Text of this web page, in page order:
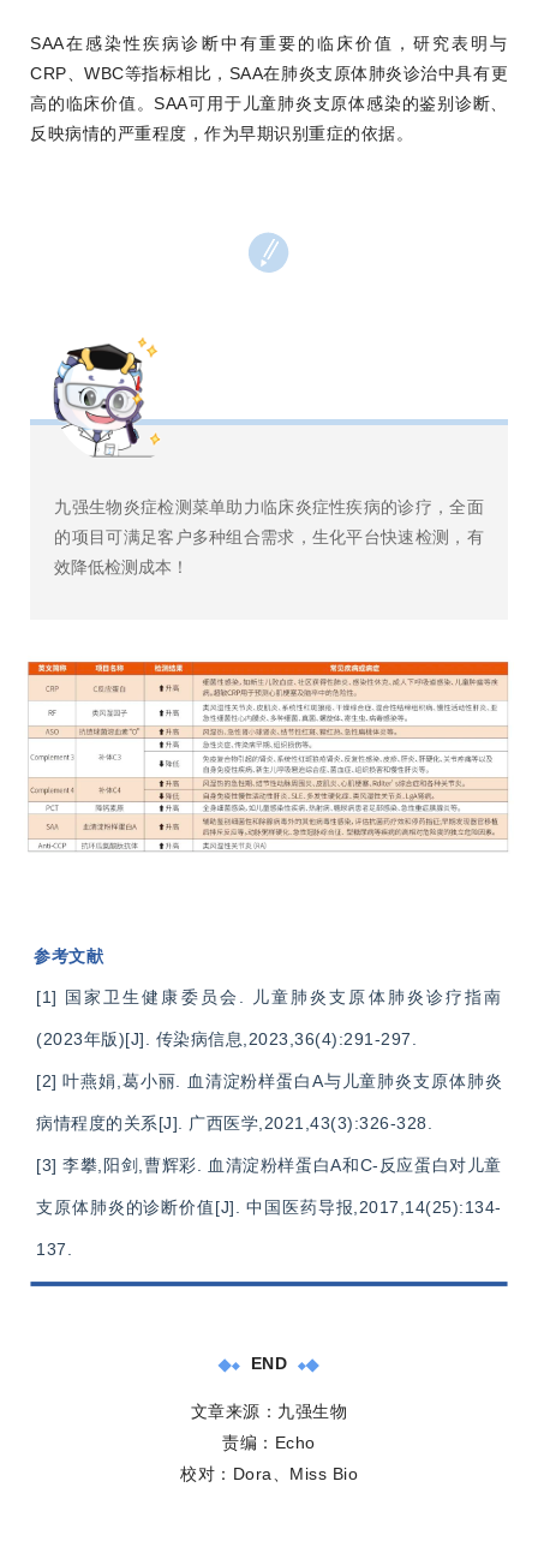
SAA在感染性疾病诊断中有重要的临床价值，研究表明与
CRP、WBC等指标相比，SAA在肺炎支原体肺炎诊治中具有更
高的临床价值。SAA可用于儿童肺炎支原体感染的鉴别诊断、
反映病情的严重程度，作为早期识别重症的依据。
九强生物炎症检测菜单助力临床炎症性疾病的诊疗，全面
的项目可满足客户多种组合需求，生化平台快速检测，有
效降低检测成本！
参考文献
[1] 国家卫生健康委员会. 儿童肺炎支原体肺炎诊疗指南
(2023年版)[J]. 传染病信息,2023,36(4):291-297.
[2] 叶燕娟,葛小丽. 血清淀粉样蛋白A与儿童肺炎支原体肺炎
病情程度的关系[J]. 广西医学,2021,43(3):326-328.
[3] 李攀,阳剑,曹辉彩. 血清淀粉样蛋白A和C-反应蛋白对儿童
支原体肺炎的诊断价值[J]. 中国医药导报,2017,14(25):134-
137.
END
文章来源：九强生物
责编：Echo
校对：Dora、Miss Bio